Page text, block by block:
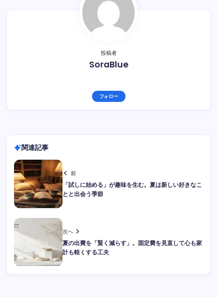
投稿者
SoraBlue
フォロー
関連記事
前
「試しに始める」が趣味を生む。夏は新しい好きなこ
とと出会う季節
次へ
夏の出費を「賢く減らす」。固定費を見直して心も家
計も軽くする工夫